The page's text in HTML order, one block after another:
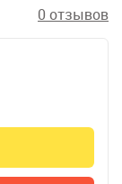
0 отзывов